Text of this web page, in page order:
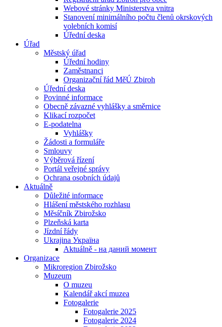
Webové stránky Ministerstva vnitra
Stanovení minimálního počtu členů okrskových
volebních komisí
Úřední deska
Úřad
Městský úřad
Úřední hodiny
Zaměstnanci
Organizační řád MěÚ Zbiroh
Úřední deska
Povinné informace
Obecně závazné vyhlášky a směrnice
Klikací rozpočet
E-podatelna
Vyhlášky
Žádosti a formuláře
Smlouvy
Výběrová řízení
Portál veřejné správy
Ochrana osobních údajů
Aktuálně
Důležité informace
Hlášení městského rozhlasu
Měsíčník Zbirožsko
Plzeňská karta
Jízdní řády
Ukrajina Україна
Aktuálně - на даний момент
Organizace
Mikroregion Zbirožsko
Muzeum
O muzeu
Kalendář akcí muzea
Fotogalerie
Fotogalerie 2025
Fotogalerie 2024